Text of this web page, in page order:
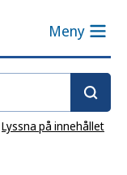
Meny
Lyssna på innehållet